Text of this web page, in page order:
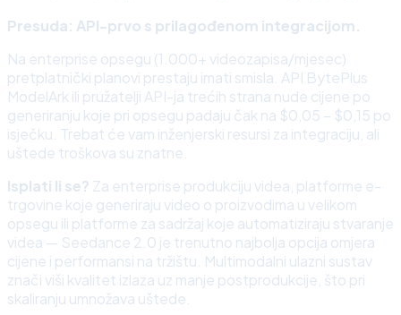
Presuda: API-prvo s prilagođenom integracijom.
Na enterprise opsegu (1.000+ videozapisa/mjesec)
pretplatnički planovi prestaju imati smisla. API BytePlus
ModelArk ili pružatelji API-ja trećih strana nude cijene po
generiranju koje pri opsegu padaju čak na $0,05 – $0,15 po
isječku. Trebat će vam inženjerski resursi za integraciju, ali
uštede troškova su znatne.
Isplati li se? Za enterprise produkciju videa, platforme e-
trgovine koje generiraju video o proizvodima u velikom
opsegu ili platforme za sadržaj koje automatiziraju stvaranje
videa — Seedance 2.0 je trenutno najbolja opcija omjera
cijene i performansi na tržištu. Multimodalni ulazni sustav
znači viši kvalitet izlaza uz manje postprodukcije, što pri
skaliranju umnožava uštede.